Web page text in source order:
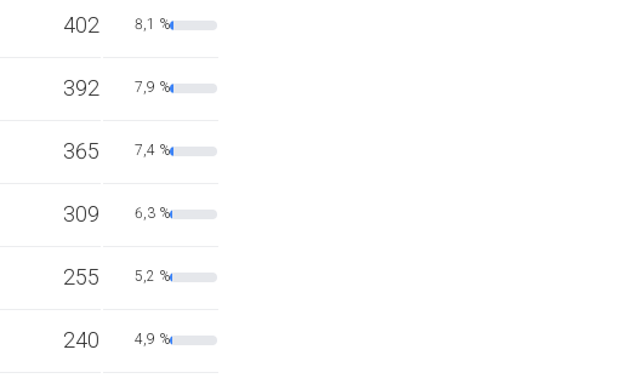
402 8,1 %
392 7,9 %
365 7,4 %
309 6,3 %
255 5,2 %
240 4,9 %